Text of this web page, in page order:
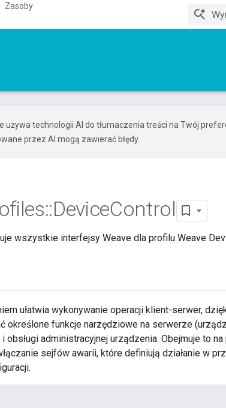
Zasoby
używa technologii AI do tłumaczenia treści na Twój
przez AI mogą zawierać błędy.
::DeviceControl
wszystkie interfejsy Weave dla profilu Weave
ułatwia wykonywanie operacji klient-serwer,
określone funkcje narzędziowe na serwerze
obsługi administracyjnej urządzenia. Obejmuje to
sejfów awarii, które definiują działanie w